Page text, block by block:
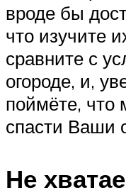
вроде бы
что изучите
сравните с
огороде, и,
поймёте, что
спасти Ваши
Не